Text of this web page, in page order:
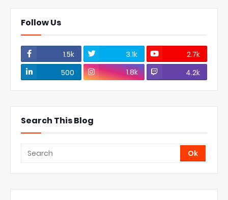
Follow Us
1.5k 3.1k
2.7k
500
1.8k 4.2k
Search This Blog